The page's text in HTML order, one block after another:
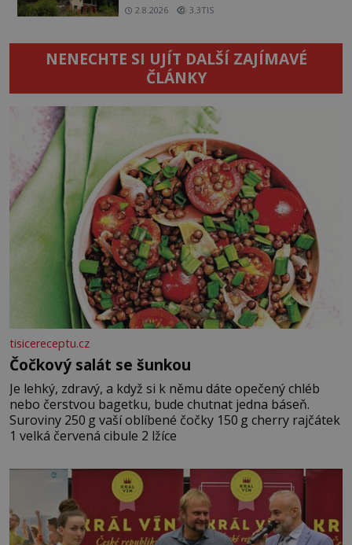
2.8.2026 3.3TIS
NENECHTE SI UJÍT DALŠÍ ZAJÍMAVÉ
ČLÁNKY
tisicereceptu.cz
Čočkový salát se šunkou
Je lehký, zdravý, a když si k němu dáte opečený chléb
nebo čerstvou bagetku, bude chutnat jedna báseň.
Suroviny 250 g vaší oblíbené čočky 150 g cherry rajčátek
1 velká červená cibule 2 lžíce